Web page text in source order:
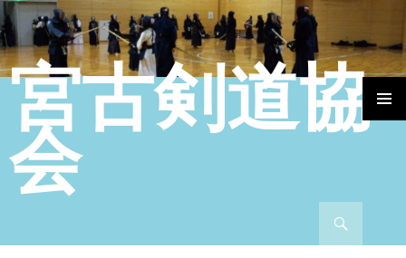
宮古剣道協
会
コンテンツへ移動